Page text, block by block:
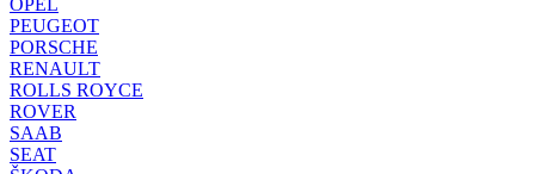
OPEL
PEUGEOT
PORSCHE
RENAULT
ROLLS ROYCE
ROVER
SAAB
SEAT